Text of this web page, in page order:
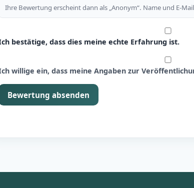
Ihre Bewertung erscheint dann als „Anonym“. Name und E-
bestätige, dass dies meine echte Erfahrung ist.
willige ein, dass meine Angaben zur
Bewertung absenden